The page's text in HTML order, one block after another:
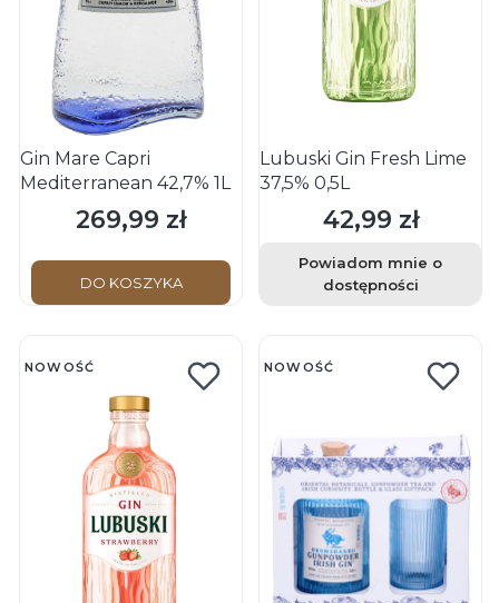
Gin Mare Capri
Mediterranean 42,7% 1L
Cena
269,99 zł
DO KOSZYKA
Lubuski Gin Fresh Lime
37,5% 0,5L
Cena
42,99 zł
Powiadom mnie o
dostępności
NOWOŚĆ NOWOŚĆ